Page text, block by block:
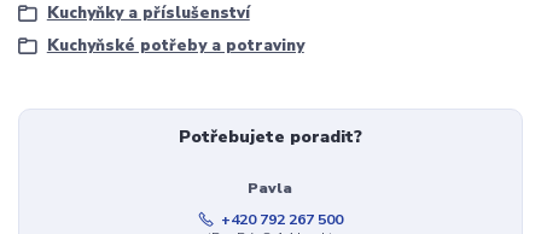
Kuchyňky a příslušenství
Kuchyňské potřeby a potraviny
Potřebujete poradit?
Pavla
+420 792 267 500